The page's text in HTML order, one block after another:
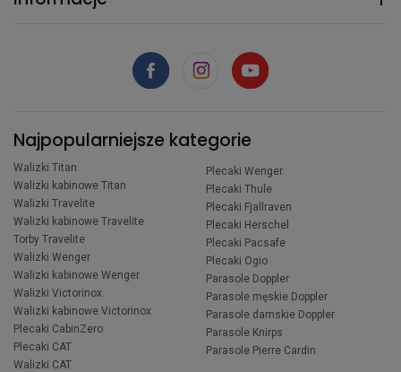
Najpopularniejsze kategorie
Walizki Titan
Walizki kabinowe Titan
Walizki Travelite
Walizki kabinowe Travelite
Torby Travelite
Walizki Wenger
Walizki kabinowe Wenger
Walizki Victorinox
Walizki kabinowe Victorinox
Plecaki CabinZero
Plecaki CAT
Walizki CAT
Plecaki Wenger
Plecaki Thule
Plecaki Fjallraven
Plecaki Herschel
Plecaki Pacsafe
Plecaki Ogio
Parasole Doppler
Parasole męskie Doppler
Parasole damskie Doppler
Parasole Knirps
Parasole Pierre Cardin